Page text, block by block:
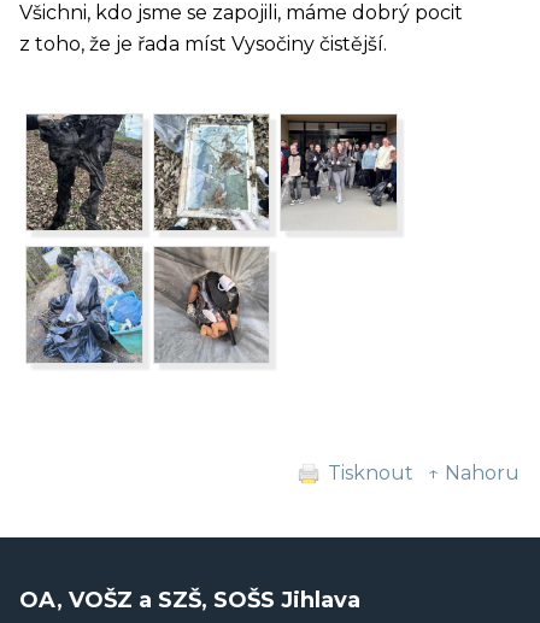
Všichni, kdo jsme se zapojili, máme dobrý pocit
z toho, že je řada míst Vysočiny čistější.
Tisknout ↑ Nahoru
OA, VOŠZ a SZŠ, SOŠS Jihlava